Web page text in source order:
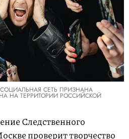
(СОЦИАЛЬНАЯ СЕТЬ ПРИЗНАНА
НА ТЕРРИТОРИИ РОССИЙСКОЙ
Следственного
проверит творчество